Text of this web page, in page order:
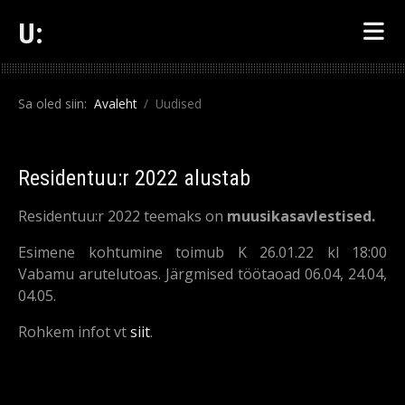
U:
Sa oled siin: Avaleht Uudised
Residentuu:r 2022 alustab
Residentuu:r 2022 teemaks on muusikasavlestised.
Esimene kohtumine toimub K 26.01.22 kl 18:00
Vabamu arutelutoas. Järgmised töötaoad 06.04, 24.04,
04.05.
Rohkem infot vtsiit.